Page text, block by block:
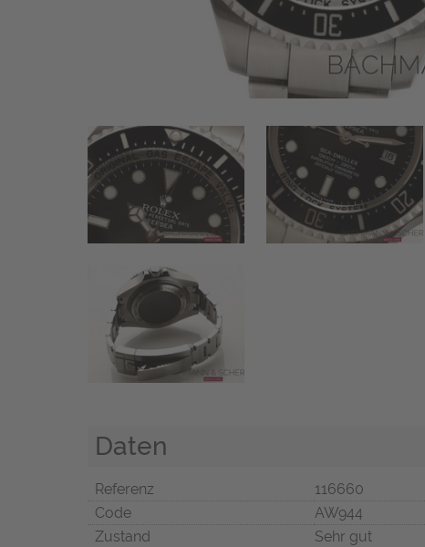
Daten
Referenz
116660
Code
AW944
Zustand
Sehr gut